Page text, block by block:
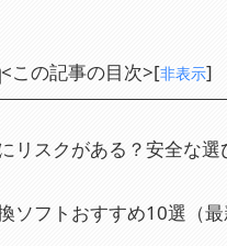
<この記事の目次>[非表示]
リスクがある？安全な選
ソフトおすすめ10選（最